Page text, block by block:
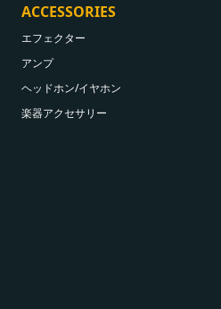
ACCESSORIES
エフェクター
アンプ
ヘッドホン/イヤホン
楽器アクセサリー